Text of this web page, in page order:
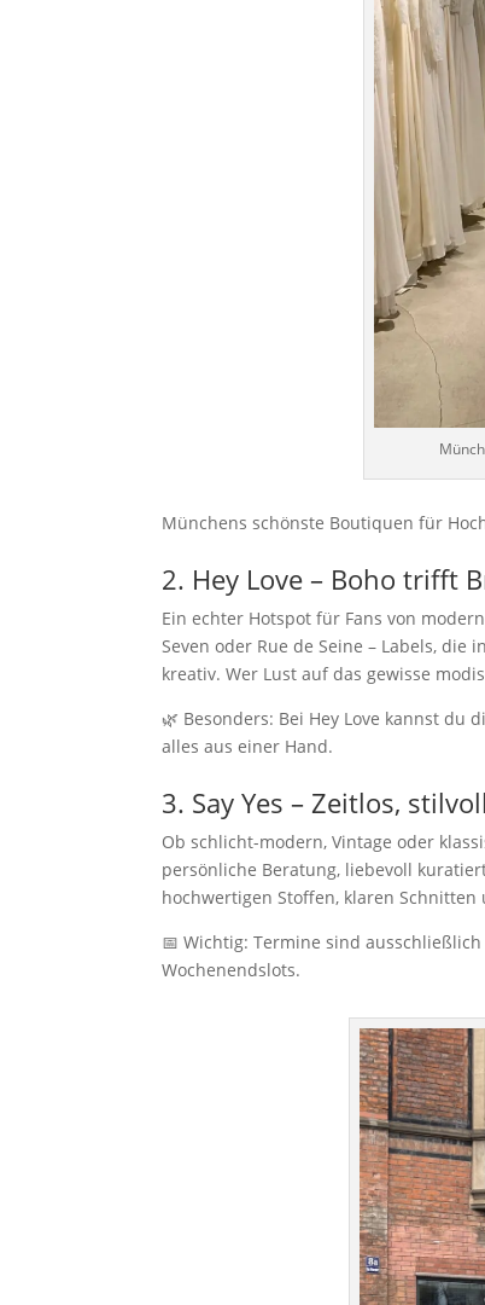
Münchens schönste Boutiquen für
2. Hey Love – Boho trifft
Ein echter Hotspot für Fans von
Seven oder Rue de Seine – Labels,
kreativ. Wer Lust auf das gewisse
🌿 Besonders: Bei Hey Love kannst du
alles aus einer Hand.
3. Say Yes – Zeitlos,
Ob schlicht-modern, Vintage oder
persönliche Beratung, liebevoll
hochwertigen Stoffen, klaren
📅 Wichtig: Termine sind
Wochenendslots.